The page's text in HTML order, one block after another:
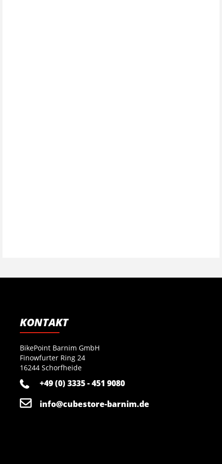
KONTAKT
BikePoint Barnim GmbH
Finowfurter Ring 24
16244 Schorfheide
+49 (0) 3335 - 451 9080
info@cubestore-barnim.de